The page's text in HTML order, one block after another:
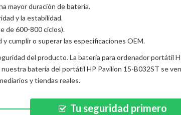
mayor duración de batería.
y la estabilidad.
de 600-800 ciclos).
cumplir o superar las especificaciones OEM.
del producto. La batería para ordenador portátil
nuestra batería del portátil HP Pavilion 15-B032ST se
y tiendas reales.
Tu seguridad primero